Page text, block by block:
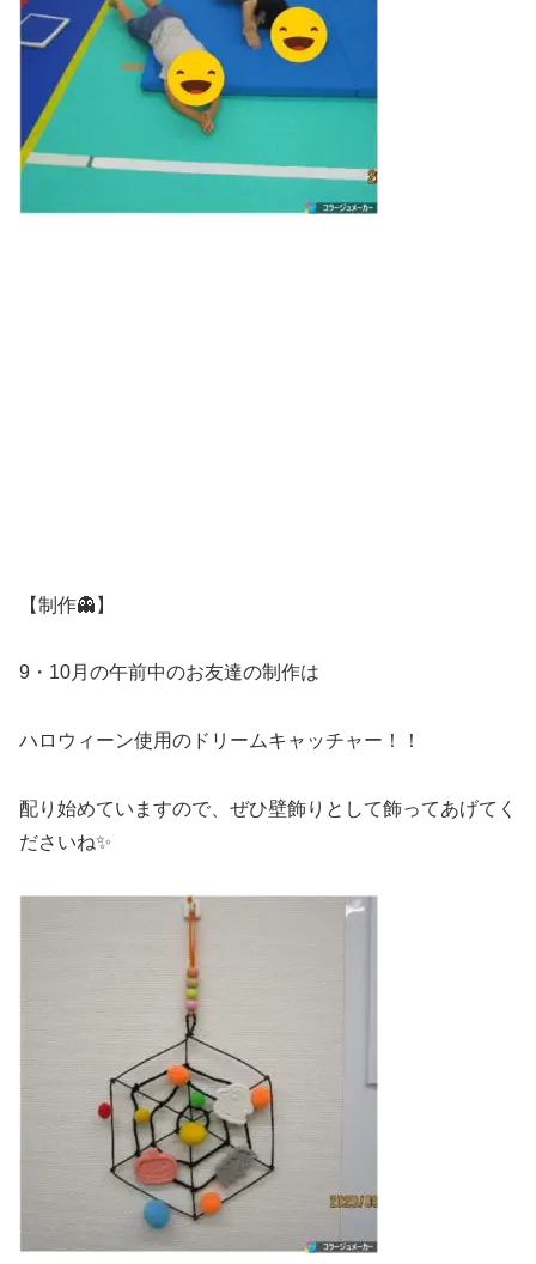
【制作👻】
9・10月の午前中のお友達の制作は
ハロウィーン使用のドリームキャッチャー！！
配り始めていますので、ぜひ壁飾りとして飾ってあげてく
ださいね✨